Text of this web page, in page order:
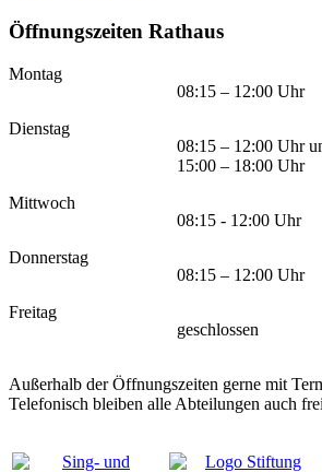
Öffnungszeiten Rathaus
Montag
08:15 – 12:00 Uhr
Dienstag
08:15 – 12:00 Uhr
15:00 – 18:00 Uhr
Mittwoch
08:15 - 12:00 Uhr
Donnerstag
08:15 – 12:00 Uhr
Freitag
geschlossen
Außerhalb der Öffnungszeiten gerne mit
Telefonisch bleiben alle Abteilungen auch